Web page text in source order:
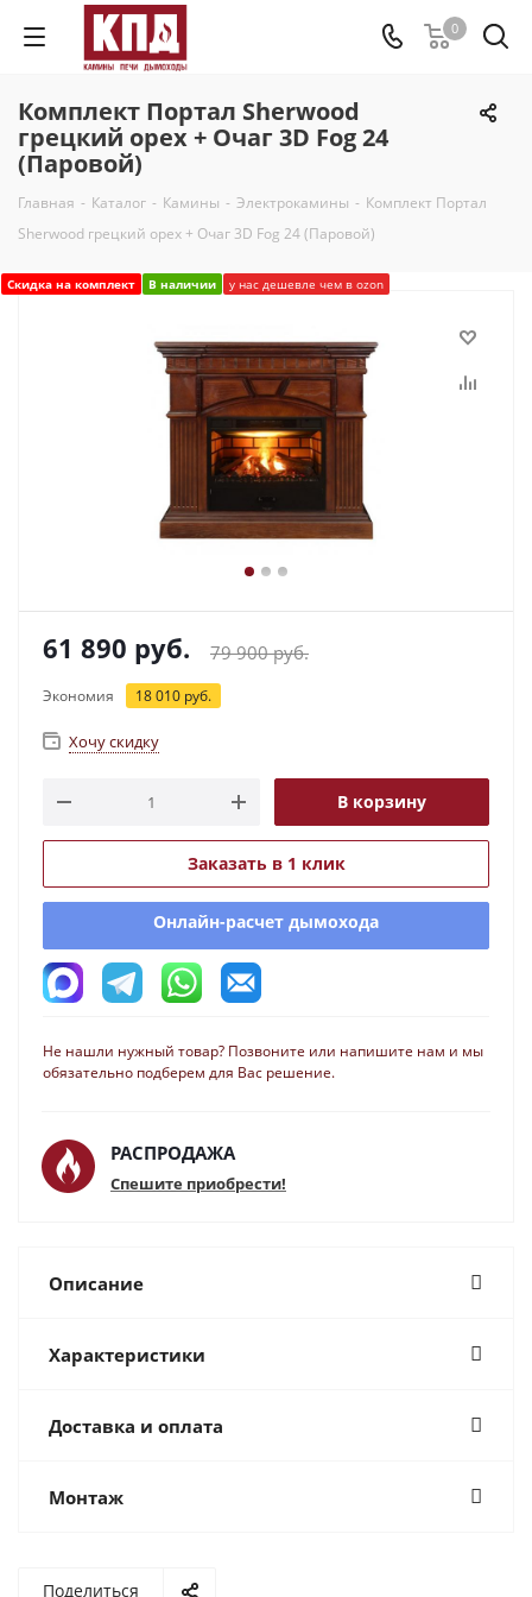
0
Комплект Портал Sherwood
грецкий орех + Очаг 3D Fog 24
(Паровой)
Главная - Каталог - Камины - Электрокамины - Комплект Портал
Sherwood грецкий орех + Очаг 3D Fog 24 (Паровой)
Скидка на комплект В наличии у нас дешевле чем в ozon
61 890 руб. 79 900руб.
Экономия 18 010 руб.
Хочу скидку
В корзину
Заказать в 1 клик
Онлайн-расчет дымохода
Не нашли нужный товар? Позвоните или напишите нам и мы
обязательно подберем для Вас решение.
РАСПРОДАЖА
Спешите приобрести!
Описание
Характеристики
Доставка и оплата
Монтаж
Поделиться